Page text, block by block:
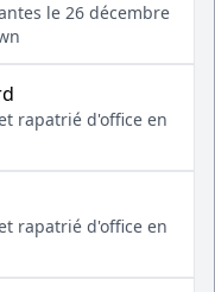
le 26 décembre
rapatrié d'office en
rapatrié d'office en